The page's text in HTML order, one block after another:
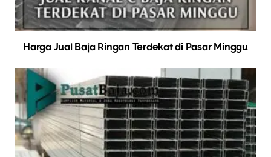
Harga Jual Baja Ringan Terdekat di Pasar Minggu